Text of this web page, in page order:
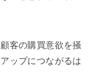
客の購買意欲を掻
ップにつながるは